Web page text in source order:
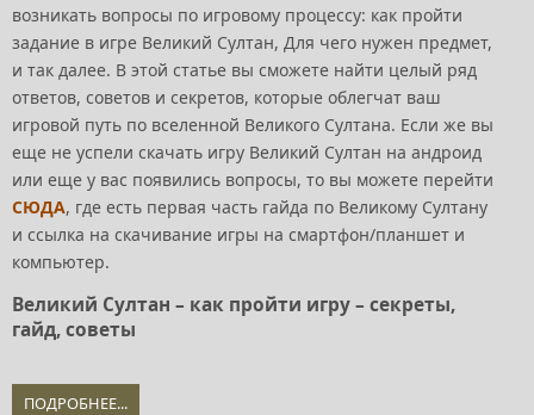
возникать вопросы по игровому процессу: как пройти
задание в игре Великий Султан, Для чего нужен предмет,
и так далее. В этой статье вы сможете найти целый ряд
ответов, советов и секретов, которые облегчат ваш
игровой путь по вселенной Великого Султана. Если же вы
еще не успели скачать игру Великий Султан на андроид
или еще у вас появились вопросы, то вы можете перейти
СЮДА, где есть первая часть гайда по Великому Султану
и ссылка на скачивание игры на смартфон/планшет и
компьютер.
Великий Султан – как пройти игру – секреты,
гайд, советы
ПОДРОБНЕЕ...